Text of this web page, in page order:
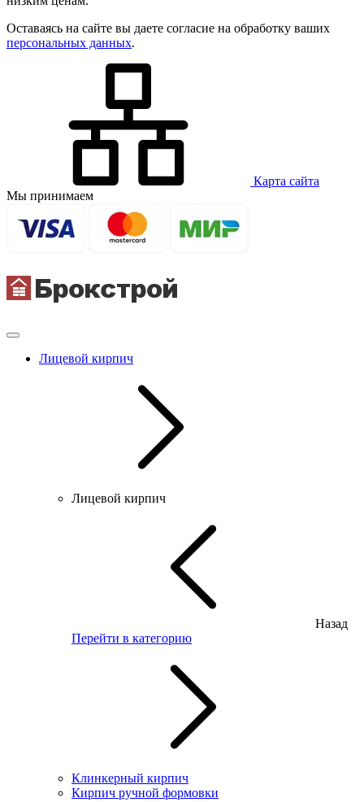
Оставаясь на сайте вы даете согласие на обработку ваших
персональных данных.
Карта сайта
Мы принимаем
Лицевой кирпич
Лицевой кирпич
Назад
Перейти в категорию
Клинкерный кирпич
Кирпич ручной формовки